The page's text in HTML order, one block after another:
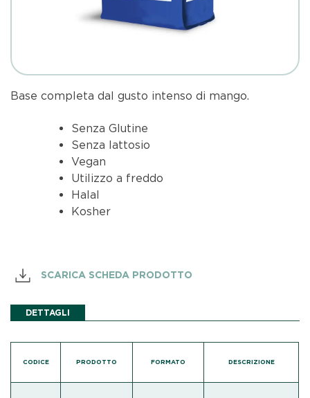
Base completa dal gusto intenso di mango.
Senza Glutine
Senza lattosio
Vegan
Utilizzo a freddo
Halal
Kosher
SCARICA SCHEDA PRODOTTO
DETTAGLI
CODICE PRODOTTO FORMATO DESCRIZIONE